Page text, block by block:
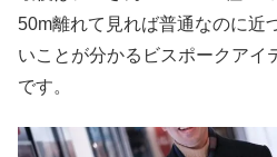
50m離れて見れば普通なのに近
いことが分かるビスポークアイ
です。